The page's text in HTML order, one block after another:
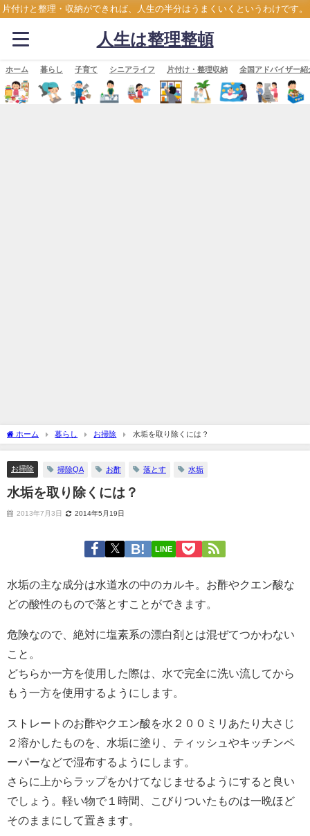
片付けと整理・収納ができれば、人生の半分はうまくいくというわけです。
人生は整理整頓
ホーム 暮らし 子育て シニアライフ 片付け・整理収納 全国アドバイザー紹
ホーム 暮らし お掃除 水垢を取り除くには？
お掃除 掃除QA お酢 落とす 水垢
水垢を取り除くには？
2013年7月3日 2014年5月19日
LINE
水垢の主な成分は水道水の中のカルキ。お酢やクエン酸な
どの酸性のもので落とすことができます。
危険なので、絶対に塩素系の漂白剤とは混ぜてつかわない
こと。
どちらか一方を使用した際は、水で完全に洗い流してから
もう一方を使用するようにします。
ストレートのお酢やクエン酸を水２００ミリあたり大さじ
２溶かしたものを、水垢に塗り、ティッシュやキッチンペ
ーパーなどで湿布するようにします。
さらに上からラップをかけてなじませるようにすると良い
でしょう。軽い物で１時間、こびりついたものは一晩ほど
そのままにして置きます。